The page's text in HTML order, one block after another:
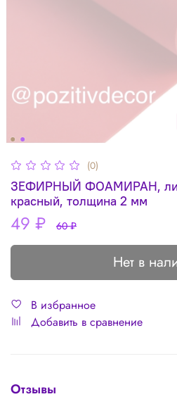
(0)
ЗЕФИРНЫЙ ФОАМИРАН,
красный, толщина 2 мм
49 ₽ 60 ₽
Нет в
В избранное
Добавить в сравнение
Отзывы